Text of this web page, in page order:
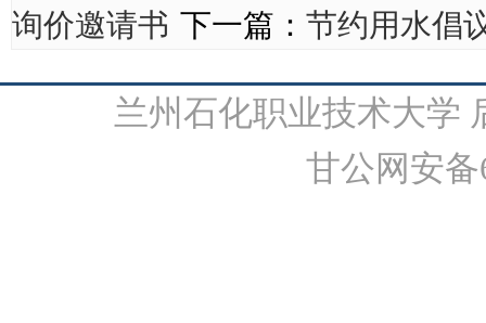
询价邀请书 下一篇： 节约用水倡
兰州石化职业技术大学
甘公网安备